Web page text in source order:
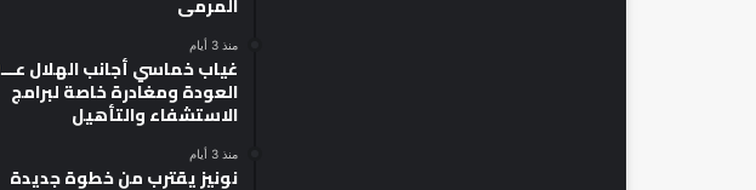
منذ 3 أيام
غياب خماسي أجانب الهلال عـــ
العودة ومغادرة خاصة لبرامج
الاستشفاء والتأهيل
منذ 3 أيام
نونيز يقترب من خطوة جديدة